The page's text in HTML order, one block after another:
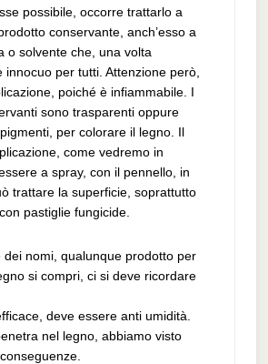
possibile, occorre trattarlo a
conservante, anch’esso a
o solvente che, una volta
innocuo per tutti. Attenzione però,
poiché è infiammabile. I
sono trasparenti oppure
per colorare il legno. Il
come vedremo in
a spray, con il pennello, in
trattare la superficie, soprattutto
pastiglie fungicide.
dei nomi, qualunque prodotto per
si compri, ci si deve ricordare
deve essere anti umidità.
nel legno, abbiamo visto